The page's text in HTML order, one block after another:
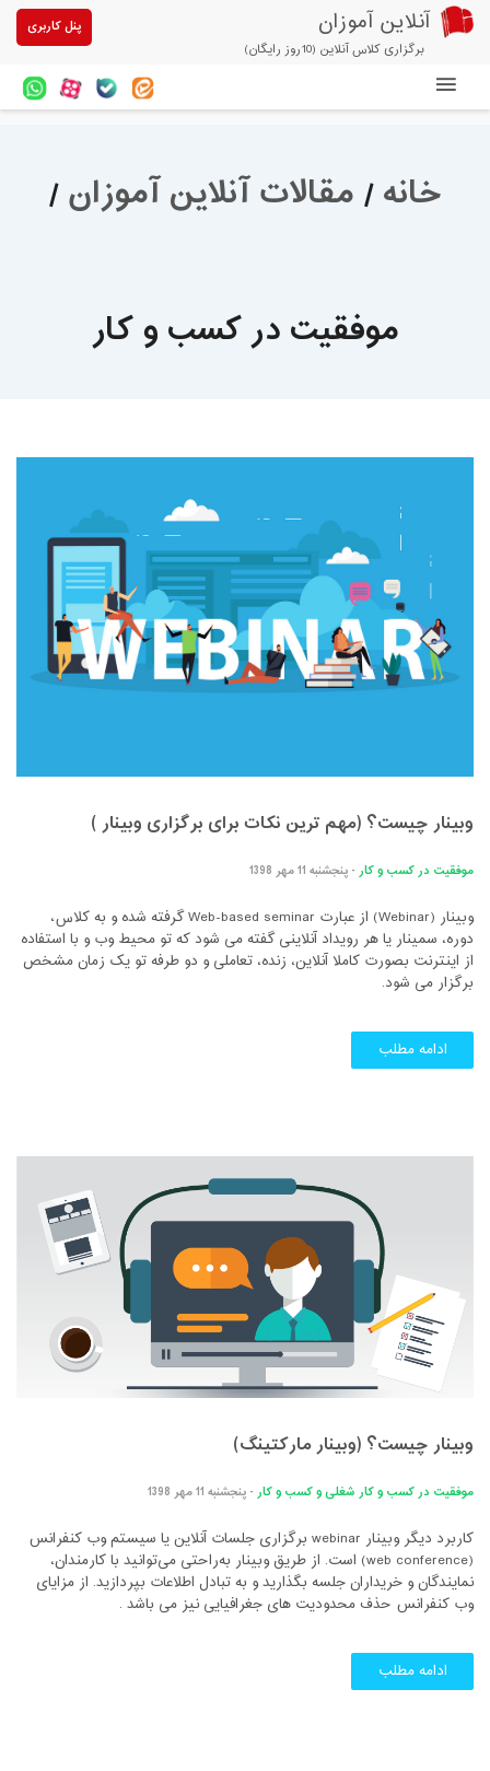
آنلاین آموزان
برگزاری کلاس آنلاین (10روز رایگان)
پنل کاربری
آزمون های آنلاین
مقالات آنلاین آموزان
تخفیفهای مشارکتی
خانه/مقالات آنلاین آموزان/
موفقیت در کسب و کار
وبینار چیست؟ (مهم ترین نکات برای برگزاری وبینار )
موفقیت در کسب و کار- پنجشنبه 11 مهر 1398
وبینار (Webinar) از عبارت Web-based seminar گرفته شده و به کلاس،
دوره، سمینار یا هر رویداد آنلاینی گفته می شود که تو محیط وب و با استفاده
از اینترنت بصورت کاملا آنلاین، زنده، تعاملی و دو طرفه تو یک زمان مشخص
برگزار می شود.
ادامه مطلب
وبینار چیست؟ (وبینار مارکتینگ)
موفقیت در کسب و کارشغلی و کسب و کار- پنجشنبه 11 مهر 1398
کاربرد دیگر وبینار webinar برگزاری جلسات آنلاین یا سیستم وب کنفرانس
(web conference) است. از طریق وبینار به‌راحتی می‌توانید با کارمندان،
نمایندگان و خریداران جلسه بگذارید و به تبادل اطلاعات بپردازید. از مزایای
وب کنفرانس حذف محدودیت های جغرافیایی نیز می باشد .
ادامه مطلب